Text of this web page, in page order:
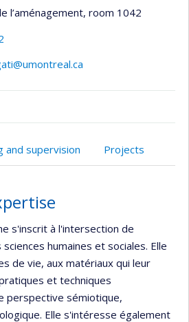
l’aménagement, room 1042
and supervision Projects
s'inscrit à l'intersection de
humaines et sociales. Elle
de vie, aux matériaux qui leur
et techniques
perspective sémiotique,
Elle s'intéresse également